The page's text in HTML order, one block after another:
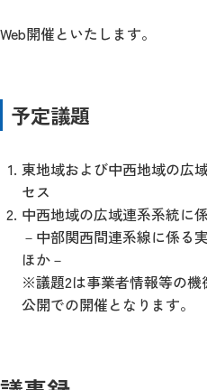
Web開催といたします。
予定議題
東地域および中西地域の広
セス
中西地域の広域連系系統に
－中部関西間連系線に係る
ほか－
※議題2は事業者情報等の
公開での開催となります。